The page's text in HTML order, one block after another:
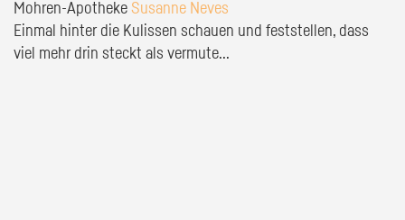
Mohren-Apotheke Susanne Neves
Einmal hinter die Kulissen schauen und feststellen, dass
viel mehr drin steckt als vermute...